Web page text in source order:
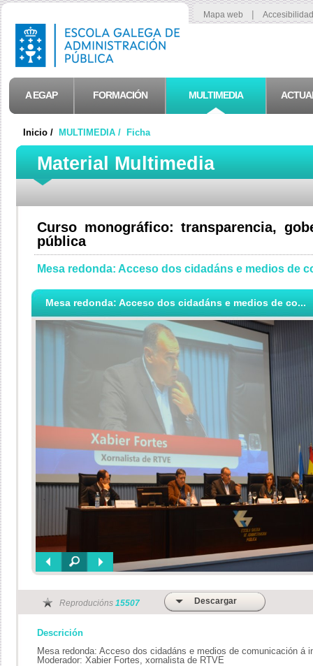
Mapa web |
A EGAP FORMACIÓN MULTIMEDIA
Inicio / MULTIMEDIA / Ficha
Material Multimedia
Curso monográfico: transparencia,
pública
Mesa redonda: Acceso dos cidadáns e medios de
Mesa redonda: Acceso dos cidadáns e medios de co...
Reproducións 15507 Descargar
Descrición
Mesa redonda: Acceso dos cidadáns e medios de comunicación á
Moderador: Xabier Fortes, xornalista de RTVE